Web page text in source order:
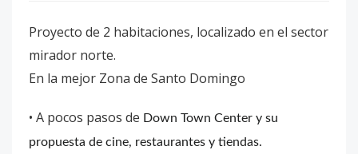
Proyecto de 2 habitaciones, localizado en el sector
mirador norte.
En la mejor Zona de Santo Domingo
• A pocos pasos de Down Town Center y su
propuesta de cine, restaurantes y tiendas.